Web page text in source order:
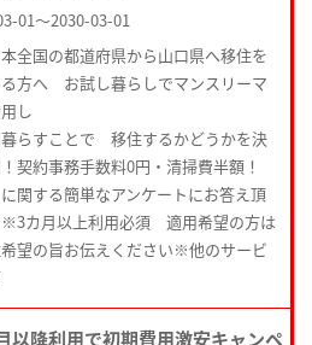
01～2030-03-01
全国の都道府県から山口県へ移住を
方へ お試し暮らしでマンスリーマ
し
らすことで 移住するかどうかを決
契約事務手数料0円・清掃費半額！
関する簡単なアンケートにお答え頂
カ月以上利用必須 適用希望の方は
望の旨お伝えください※他のサービ
以降利用で初期費用激安キャンペ